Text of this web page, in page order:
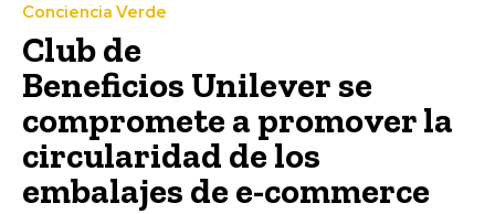
Conciencia Verde
Club de
Beneficios Unilever se
compromete a promover la
circularidad de los
embalajes de e-commerce